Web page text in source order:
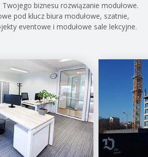
biznesu rozwiązanie modułowe.
pod klucz biura modułowe, szatnie,
eventowe i modułowe sale lekcyjne.